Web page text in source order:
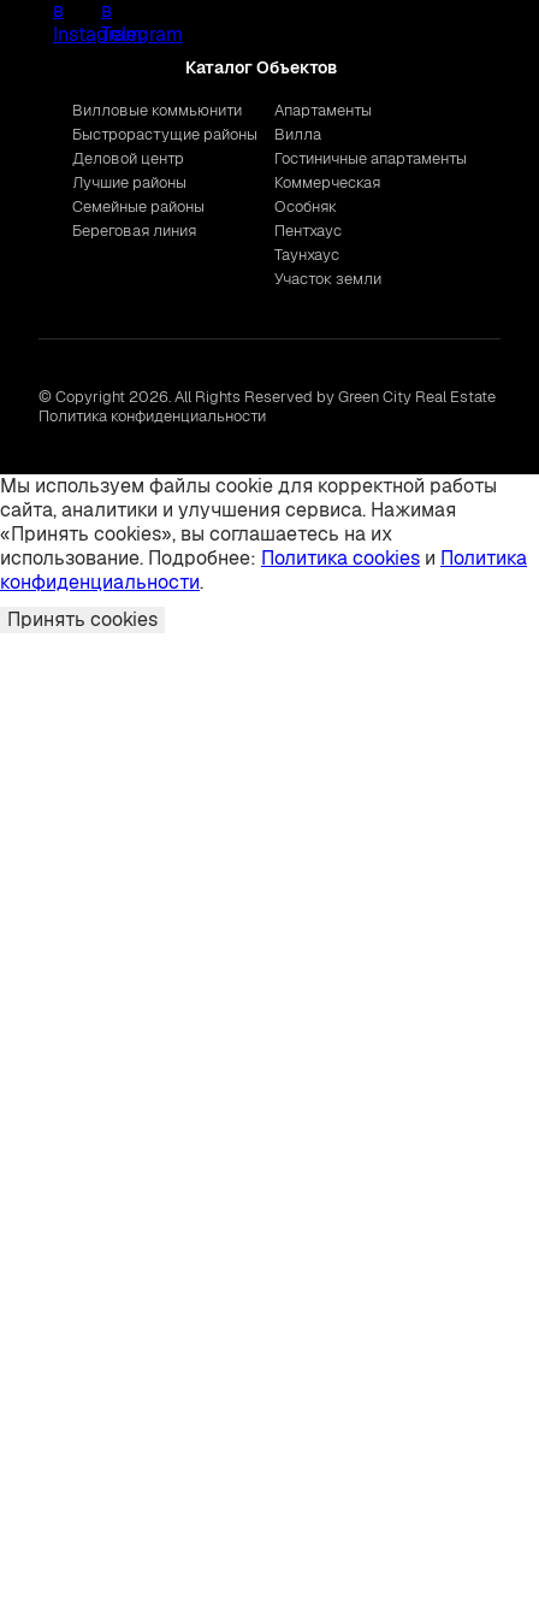
Каталог Объектов
Вилловые коммьюнити
Быстрорастущие районы
Деловой центр
Лучшие районы
Семейные районы
Береговая линия
Апартаменты
Вилла
Гостиничные апартаменты
Коммерческая
Особняк
Пентхаус
Таунхаус
Участок земли
© Copyright 2026. All Rights Reserved by Green City Real Estate
Политика конфиденциальности
Мы используем файлы cookie для корректной работы
сайта, аналитики и улучшения сервиса. Нажимая
«Принять cookies», вы соглашаетесь на их
использование. Подробнее: Политика cookies и Политика
конфиденциальности.
Принять cookies